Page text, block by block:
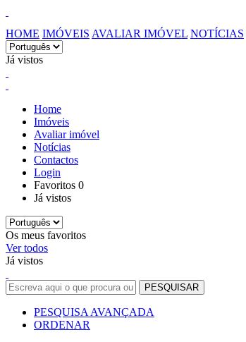
HOME IMÓVEIS AVALIAR IMÓVEL NOTÍCIAS
Já vistos
Home
Imóveis
Avaliar imóvel
Notícias
Contactos
Login
Favoritos 0
Já vistos
Os meus favoritos
Ver todos
Já vistos
PESQUISA AVANÇADA
ORDENAR